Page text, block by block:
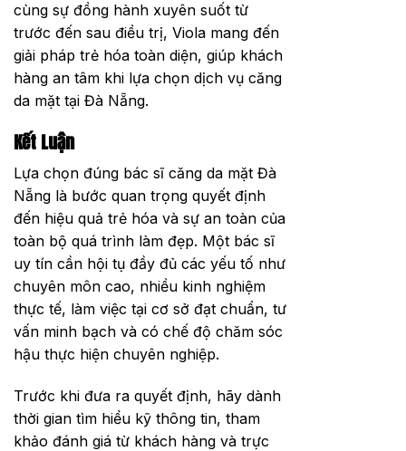
cùng sự đồng hành xuyên suốt từ
trước đến sau điều trị, Viola mang đến
giải pháp trẻ hóa toàn diện, giúp khách
hàng an tâm khi lựa chọn dịch vụ căng
da mặt tại Đà Nẵng.
Kết Luận
Lựa chọn đúng bác sĩ căng da mặt Đà
Nẵng là bước quan trọng quyết định
đến hiệu quả trẻ hóa và sự an toàn của
toàn bộ quá trình làm đẹp. Một bác sĩ
uy tín cần hội tụ đầy đủ các yếu tố như
chuyên môn cao, nhiều kinh nghiệm
thực tế, làm việc tại cơ sở đạt chuẩn, tư
vấn minh bạch và có chế độ chăm sóc
hậu thực hiện chuyên nghiệp.
Trước khi đưa ra quyết định, hãy dành
thời gian tìm hiểu kỹ thông tin, tham
khảo đánh giá từ khách hàng và trực